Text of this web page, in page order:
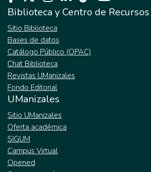
Biblioteca y Centro de Recursos
Sitio Biblioteca
Bases de datos
Catálogo Público (OPAC)
Chat Biblioteca
Revistas UManizales
Fondo Editorial
UManizales
Sitio UManizales
Oferta académica
SIGUM
Campus Virtual
Opened